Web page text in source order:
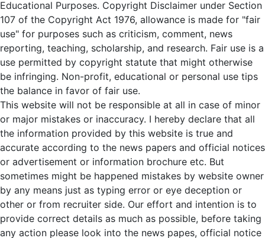
Educational Purposes. Copyright Disclaimer under Section
107 of the Copyright Act 1976, allowance is made for "fair
use" for purposes such as criticism, comment, news
reporting, teaching, scholarship, and research. Fair use is a
use permitted by copyright statute that might otherwise
be infringing. Non-profit, educational or personal use tips
the balance in favor of fair use.
This website will not be responsible at all in case of minor
or major mistakes or inaccuracy. I hereby declare that all
the information provided by this website is true and
accurate according to the news papers and official notices
or advertisement or information brochure etc. But
sometimes might be happened mistakes by website owner
by any means just as typing error or eye deception or
other or from recruiter side. Our effort and intention is to
provide correct details as much as possible, before taking
any action please look into the news papes, official notice